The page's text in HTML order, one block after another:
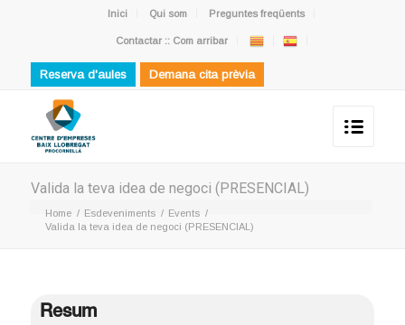
Inici Qui som Preguntes freqüents
Contactar :: Com arribar
Reserva d'aules Demana cita prèvia
Valida la teva idea de negoci (PRESENCIAL)
Home / Esdeveniments / Events /
Valida la teva idea de negoci (PRESENCIAL)
Resum